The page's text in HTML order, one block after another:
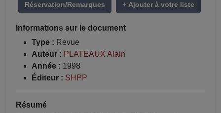
Réservation/Remarques + Ajouter à votre liste
Informations sur le document
Type : Revue
Auteur : PLATEAUX Alain
Année : 1998
Éditeur : SHPP
Résumé